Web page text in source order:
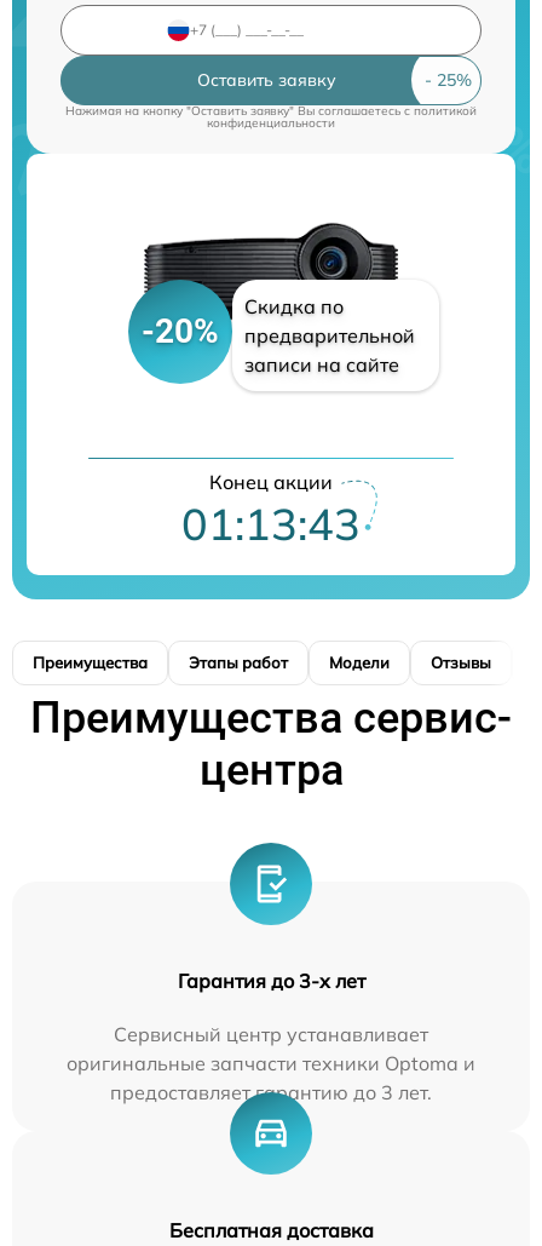
Оставить заявку
Нажимая на кнопку "Оставить заявку" Вы соглашаетесь cполитикой
конфиденциальности
-20%
Скидка по
предварительной
записи на сайте
Конец акции
01:13:43
Преимущества Этапы работ Модели Отзывы
Преимущества сервис-
центра
Гарантия до 3-х лет
Сервисный центр устанавливает
оригинальные запчасти техники Optoma и
предоставляет гарантию до 3 лет.
Бесплатная доставка